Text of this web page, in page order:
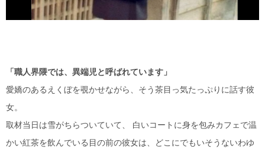
「職人界隈では、異端児と呼ばれています」
愛嬌のあるえくぼを覗かせながら、そう茶目っ気たっぷりに話す彼
女。
取材当日は雪がちらついていて、 白いコートに身を包みカフェで温
かい紅茶を飲んでいる目の前の彼女は、どこにでもいそうないわゆ